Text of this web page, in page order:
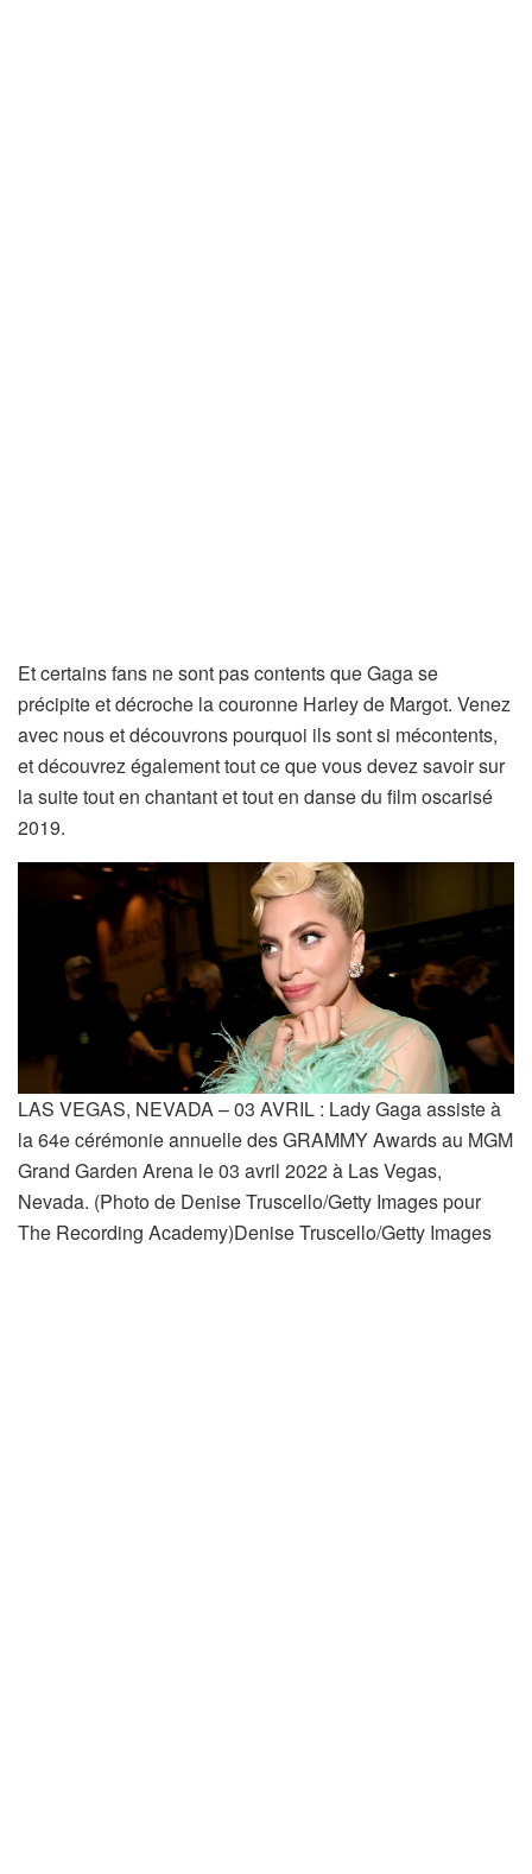
Et certains fans ne sont pas contents que Gaga se
précipite et décroche la couronne Harley de Margot. Venez
avec nous et découvrons pourquoi ils sont si mécontents,
et découvrez également tout ce que vous devez savoir sur
la suite tout en chantant et tout en danse du film oscarisé
2019.
LAS VEGAS, NEVADA – 03 AVRIL : Lady Gaga assiste à
la 64e cérémonie annuelle des GRAMMY Awards au MGM
Grand Garden Arena le 03 avril 2022 à Las Vegas,
Nevada. (Photo de Denise Truscello/Getty Images pour
The Recording Academy)Denise Truscello/Getty Images